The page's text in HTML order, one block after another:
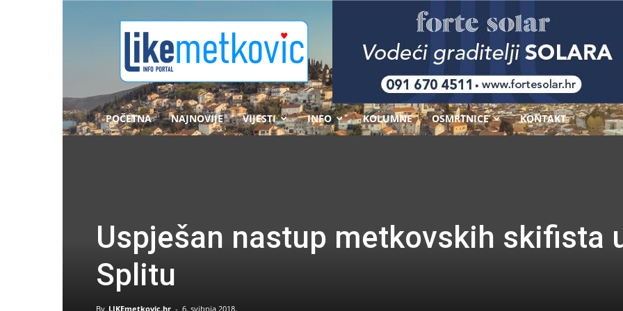
POČETNA NAJNOVIJE VIJESTI INFO KOLUMNE OSMRTNICE KONTAKT
Uspješan nastup metkovskih skifista
Splitu
By LIKEmetkovic.hr - 6. svibnja 2018.